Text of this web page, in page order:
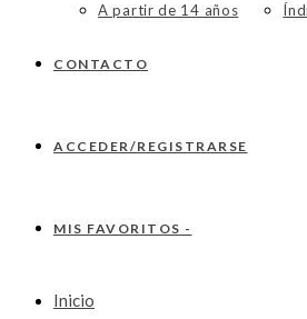
A partir de 14 años
CONTACTO
ACCEDER/REGISTRARSE
MIS FAVORITOS -
Inicio